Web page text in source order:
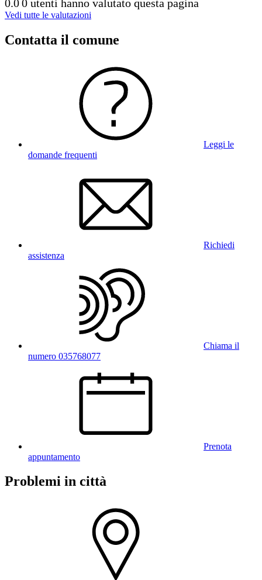
0.00 utenti hanno valutato questa pagina
Vedi tutte le valutazioni
Contatta il comune
Leggi le
domande frequenti
Richiedi
assistenza
Chiama il
numero 035768077
Prenota
appuntamento
Problemi in città